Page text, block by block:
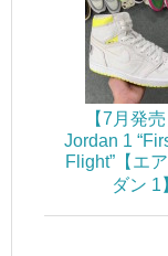
【7月発
Jordan 1
Flight”【エ
ダン 1